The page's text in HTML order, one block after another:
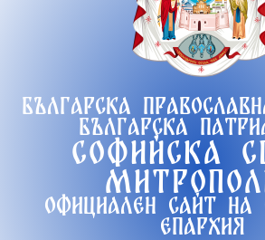
Българска
Българска
Софийска
Официален сайт на
епархия